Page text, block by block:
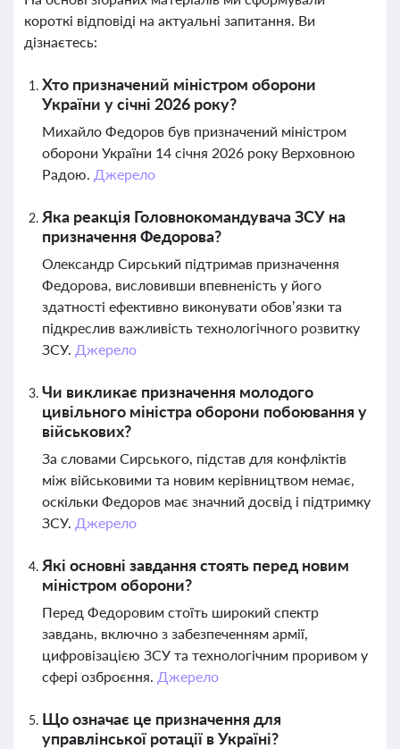
короткі відповіді на актуальні запитання. Ви
дізнаєтесь:
Хто призначений міністром оборони
України у січні 2026 року?
Михайло Федоров був призначений міністром
оборони України 14 січня 2026 року Верховною
Радою. Джерело
Яка реакція Головнокомандувача ЗСУ на
призначення Федорова?
Олександр Сирський підтримав призначення
Федорова, висловивши впевненість у його
здатності ефективно виконувати обов’язки та
підкреслив важливість технологічного розвитку
ЗСУ. Джерело
Чи викликає призначення молодого
цивільного міністра оборони побоювання у
військових?
За словами Сирського, підстав для конфліктів
між військовими та новим керівництвом немає,
оскільки Федоров має значний досвід і підтримку
ЗСУ. Джерело
Які основні завдання стоять перед новим
міністром оборони?
Перед Федоровим стоїть широкий спектр
завдань, включно з забезпеченням армії,
цифровізацією ЗСУ та технологічним проривом у
сфері озброєння. Джерело
Що означає це призначення для
управлінської ротації в Україні?